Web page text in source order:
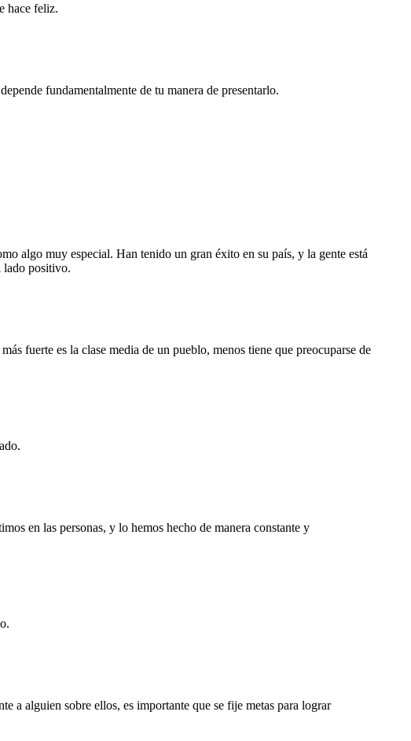
hace feliz.
fundamentalmente de tu manera de presentarlo.
algo muy especial. Han tenido un gran éxito en su país, y la gente está
lado positivo.
fuerte es la clase media de un pueblo, menos tiene que preocuparse de
en las personas, y lo hemos hecho de manera constante y
a alguien sobre ellos, es importante que se fije metas para lograr